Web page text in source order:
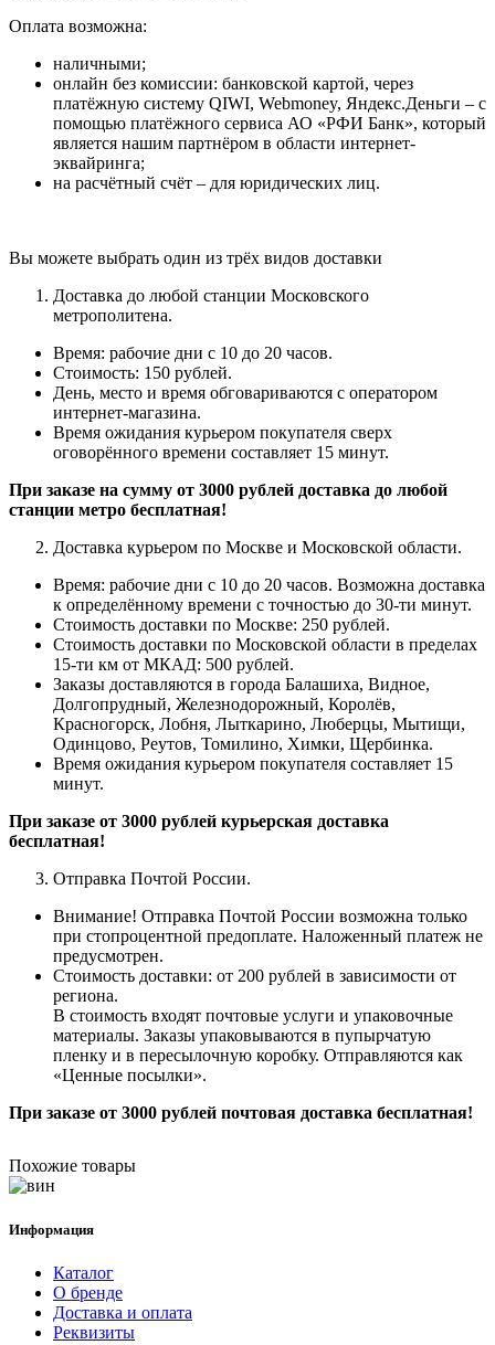
Оплата возможна:
наличными;
онлайн без комиссии: банковской картой, через
платёжную систему QIWI, Webmoney, Яндекс.Деньги – с
помощью платёжного сервиса АО «РФИ Банк», который
является нашим партнёром в области интернет-
эквайринга;
на расчётный счёт – для юридических лиц.
Вы можете выбрать один из трёх видов доставки
Доставка до любой станции Московского
метрополитена.
Время: рабочие дни с 10 до 20 часов.
Стоимость: 150 рублей.
День, место и время обговариваются с оператором
интернет-магазина.
Время ожидания курьером покупателя сверх
оговорённого времени составляет 15 минут.
При заказе на сумму от 3000 рублей доставка до любой
станции метро бесплатная!
Доставка курьером по Москве и Московской области.
Время: рабочие дни с 10 до 20 часов. Возможна доставка
к определённому времени с точностью до 30-ти минут.
Стоимость доставки по Москве: 250 рублей.
Стоимость доставки по Московской области в пределах
15-ти км от МКАД: 500 рублей.
Заказы доставляются в города Балашиха, Видное,
Долгопрудный, Железнодорожный, Королёв,
Красногорск, Лобня, Лыткарино, Люберцы, Мытищи,
Одинцово, Реутов, Томилино, Химки, Щербинка.
Время ожидания курьером покупателя составляет 15
минут.
При заказе от 3000 рублей курьерская доставка
бесплатная!
Отправка Почтой России.
Внимание! Отправка Почтой России возможна только
при стопроцентной предоплате. Наложенный платеж не
предусмотрен.
Стоимость доставки: от 200 рублей в зависимости от
региона.
В стоимость входят почтовые услуги и упаковочные
материалы. Заказы упаковываются в пупырчатую
пленку и в пересылочную коробку. Отправляются как
«Ценные посылки».
При заказе от 3000 рублей почтовая доставка бесплатная!
Похожие товары
Информация
Каталог
О бренде
Доставка и оплата
Реквизиты